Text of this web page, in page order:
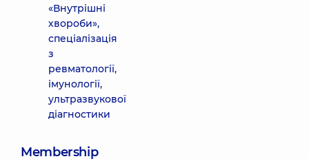
«Внутрішні
хвороби»,
спеціалізація
з
ревматології,
імунології,
ультразвукової
діагностики
Membership